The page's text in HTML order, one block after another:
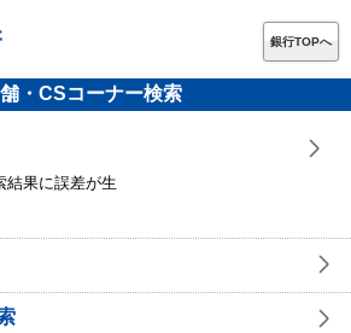
銀行TOPへ
・CSコーナー検索
結果に誤差が生